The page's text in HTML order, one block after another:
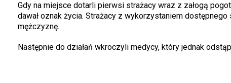
Gdy na miejsce dotarli pierwsi strażacy wraz z załogą
dawał oznak życia. Strażacy z wykorzystaniem
mężczyznę.
Następnie do działań wkroczyli medycy, który jednak